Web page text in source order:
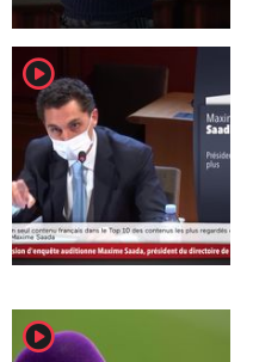
player2
player2